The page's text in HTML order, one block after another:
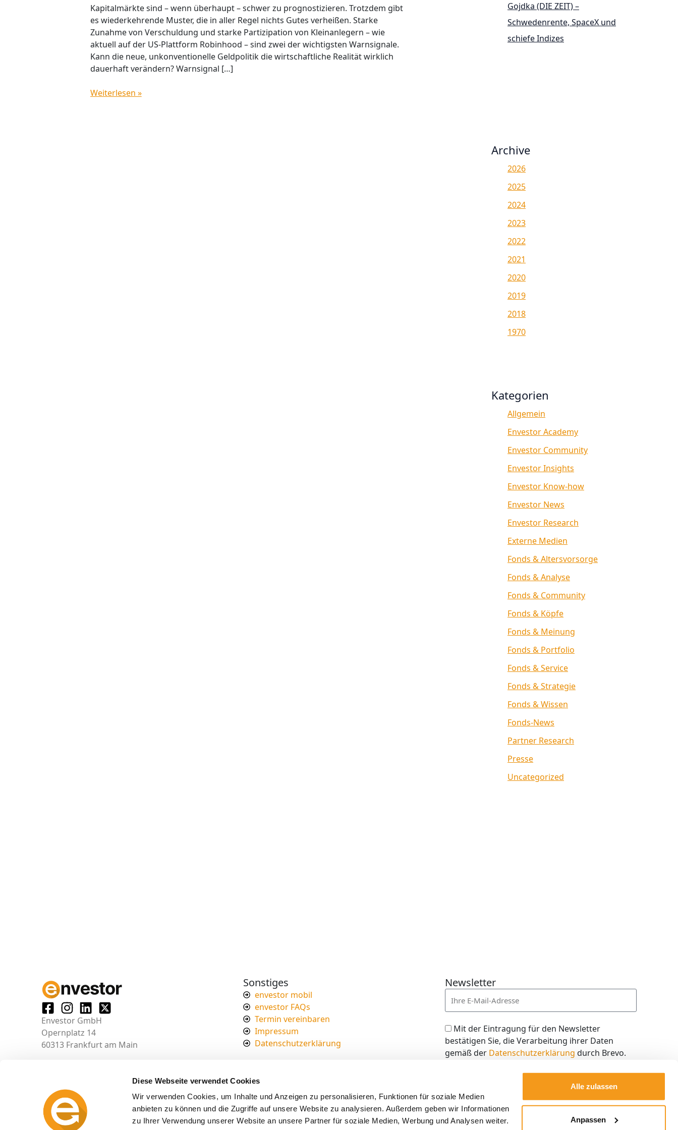
Diese Webseite verwendet Cookies
Wir verwenden Cookies, um Inhalte und Anzeigen zu personalisieren, Funktionen für soziale Medien
anbieten zu können und die Zugriffe auf unsere Website zu analysieren. Außerdem geben wir Informationen
zu Ihrer Verwendung unserer Website an unsere Partner für soziale Medien, Werbung und Analysen weiter.
Alle zulassen
Anpassen
Kapitalmärkte sind – wenn überhaupt – schwer zu prognostizieren. Trotzdem gibt
es wiederkehrende Muster, die in aller Regel nichts Gutes verheißen. Starke
Zunahme von Verschuldung und starke Partizipation von Kleinanlegern – wie
aktuell auf der US-Plattform Robinhood – sind zwei der wichtigsten Warnsignale.
Kann die neue, unkonventionelle Geldpolitik die wirtschaftliche Realität wirklich
dauerhaft verändern? Warnsignal […]
Weiterlesen »
Gojdka (DIE ZEIT) –
Schwedenrente, SpaceX und
schiefe Indizes
Archive
2026
2025
2024
2023
2022
2021
2020
2019
2018
1970
Kategorien
Allgemein
Envestor Academy
Envestor Community
Envestor Insights
Envestor Know-how
Envestor News
Envestor Research
Externe Medien
Fonds & Altersvorsorge
Fonds & Analyse
Fonds & Community
Fonds & Köpfe
Fonds & Meinung
Fonds & Portfolio
Fonds & Service
Fonds & Strategie
Fonds & Wissen
Fonds-News
Partner Research
Presse
Uncategorized
Envestor GmbH
Opernplatz 14
60313 Frankfurt am Main
Sonstiges
envestor mobil
envestor FAQs
Termin vereinbaren
Impressum
Datenschutzerklärung
Newsletter
Mit der Eintragung für den Newsletter
bestätigen Sie, die Verarbeitung ihrer Daten
gemäß der Datenschutzerklärung durch Brevo.
den ich jederzeit mit dem Link im Newsletter
Kostenlos abonnieren